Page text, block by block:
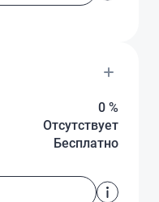
0 %
Отсутствует
Бесплатно